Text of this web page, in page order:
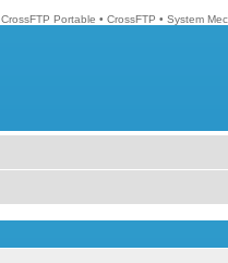
CrossFTP Portable • CrossFTP • System